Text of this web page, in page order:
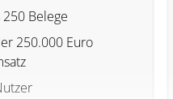
250 Belege
250.000 Euro